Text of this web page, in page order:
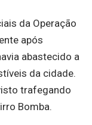
da Operação
após
abastecido a
da cidade.
trafegando
Bomba.